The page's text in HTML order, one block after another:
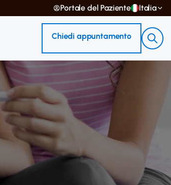
Portale del Paziente Italia
Chiedi appuntamento